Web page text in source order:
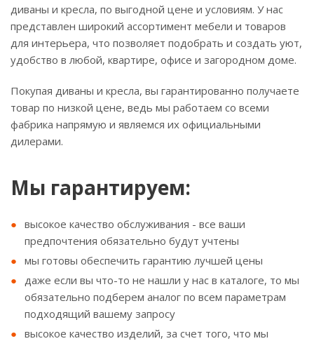
диваны и кресла, по выгодной цене и условиям. У нас
представлен широкий ассортимент мебели и товаров
для интерьера, что позволяет подобрать и создать уют,
удобство в любой, квартире, офисе и загородном доме.
Покупая диваны и кресла, вы гарантированно получаете
товар по низкой цене, ведь мы работаем со всеми
фабрика напрямую и являемся их официальными
дилерами.
Мы гарантируем:
высокое качество обслуживания - все ваши
предпочтения обязательно будут учтены
мы готовы обеспечить гарантию лучшей цены
даже если вы что-то не нашли у нас в каталоге, то мы
обязательно подберем аналог по всем параметрам
подходящий вашему запросу
высокое качество изделий, за счет того, что мы